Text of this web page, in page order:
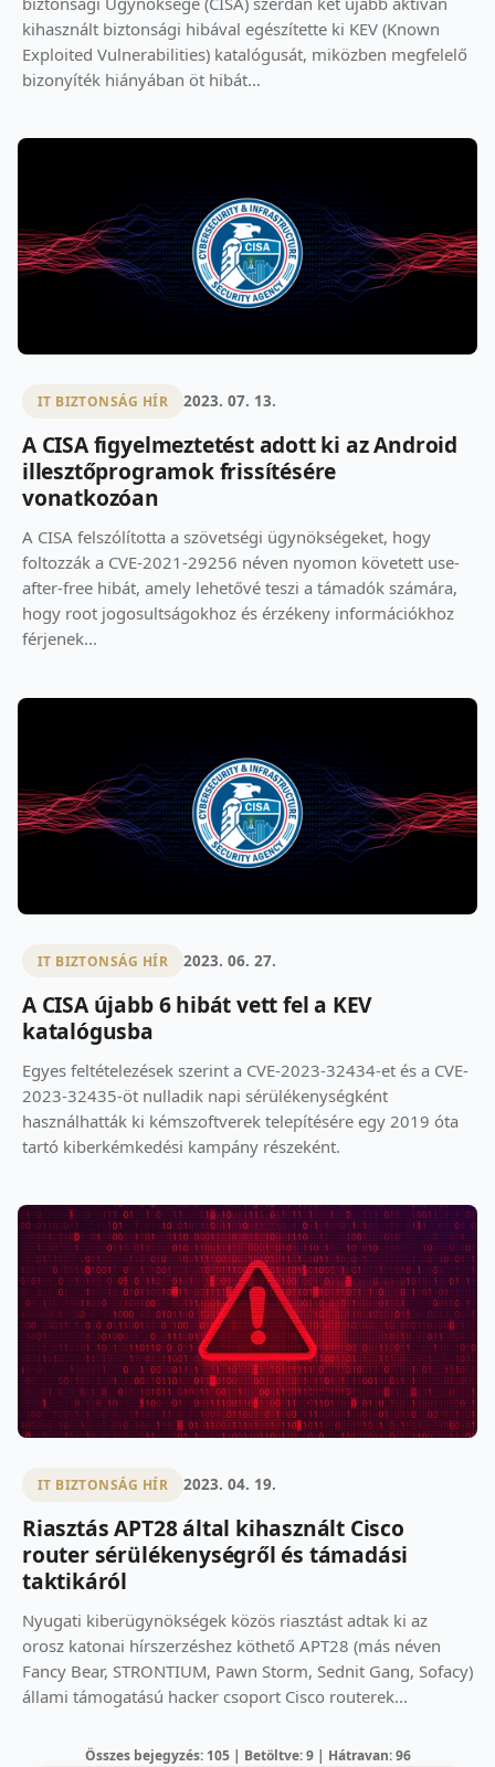
kihasznált biztonsági hibával egészítette ki KEV (Known
Exploited Vulnerabilities) katalógusát, miközben megfelelő
bizonyíték hiányában öt hibát...
IT BIZTONSÁG HÍR 2023. 07. 13.
A CISA figyelmeztetést adott ki az Android
illesztőprogramok frissítésére
vonatkozóan
A CISA felszólította a szövetségi ügynökségeket, hogy
foltozzák a CVE-2021-29256 néven nyomon követett use-
after-free hibát, amely lehetővé teszi a támadók számára,
hogy root jogosultságokhoz és érzékeny információkhoz
férjenek...
IT BIZTONSÁG HÍR 2023. 06. 27.
A CISA újabb 6 hibát vett fel a KEV
katalógusba
Egyes feltételezések szerint a CVE-2023-32434-et és a CVE-
2023-32435-öt nulladik napi sérülékenységként
használhatták ki kémszoftverek telepítésére egy 2019 óta
tartó kiberkémkedési kampány részeként.
IT BIZTONSÁG HÍR 2023. 04. 19.
Riasztás APT28 által kihasznált Cisco
router sérülékenységről és támadási
taktikáról
Nyugati kiberügynökségek közös riasztást adtak ki az
orosz katonai hírszerzéshez köthető APT28 (más néven
Fancy Bear, STRONTIUM, Pawn Storm, Sednit Gang, Sofacy)
állami támogatású hacker csoport Cisco routerek...
Összes bejegyzés: 105 | Betöltve: 9 | Hátravan: 96